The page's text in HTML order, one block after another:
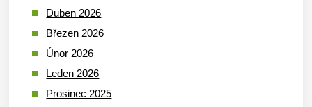
Duben 2026
Březen 2026
Únor 2026
Leden 2026
Prosinec 2025